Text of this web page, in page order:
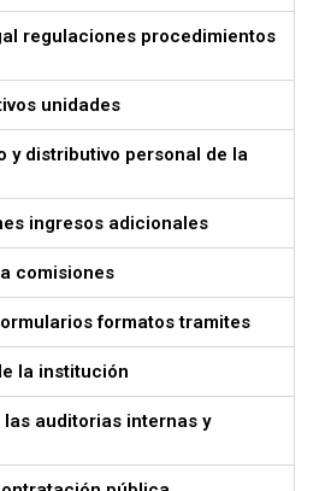
regulaciones procedimientos
unidades
y distributivo personal de la
ingresos adicionales
comisiones
formatos tramites
la institución
las auditorias internas y